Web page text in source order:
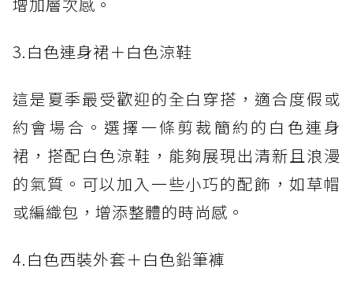
3.白色連身裙＋白色涼鞋
這是夏季最受歡迎的全白穿搭，適合度假或
約會場合。選擇一條剪裁簡約的白色連身
裙，搭配白色涼鞋，能夠展現出清新且浪漫
的氣質。可以加入一些小巧的配飾，如草帽
或編織包，增添整體的時尚感。
4.白色西裝外套＋白色鉛筆褲